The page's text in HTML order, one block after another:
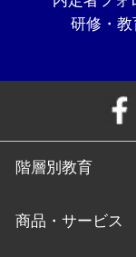
研修・教
階層別教育
商品・サービス